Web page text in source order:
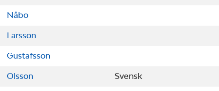
Nåbo
Larsson
Gustafsson
Olsson Svensk